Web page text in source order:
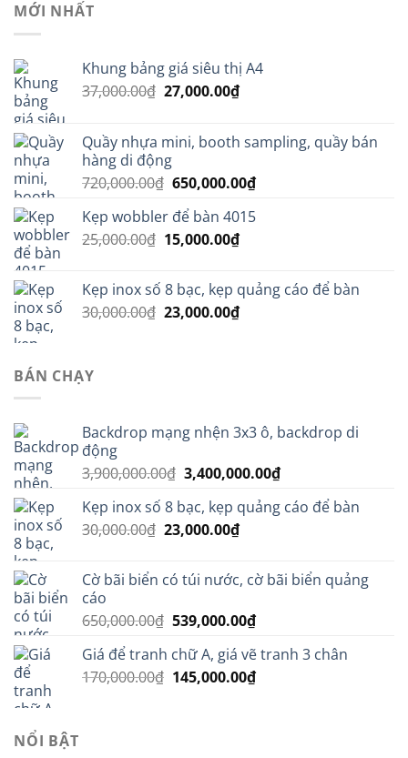
MỚI NHẤT
Khung bảng giá siêu thị A4
37,000.00₫ Giá
37,000.00₫.
27,000.00₫Giá
là:
Quầy nhựa mini, booth sampling, quầy bán
hàng di động
720,000.00₫ Giá
là:
720,000.00₫.
650,000.00₫Giá
tại
Kẹp wobbler để bàn 4015
25,000.00₫ Giá
25,000.00₫.
15,000.00₫Giá
là:
15,000.00₫.
Kẹp inox số 8 bạc, kẹp quảng cáo để bàn
30,000.00₫ Giá
23,000.00₫Giá
BÁN CHẠY
Backdrop mạng nhện 3x3 ô, backdrop di
động
3,900,000.00₫ Giá
là:
3,900,000.00₫.
3,400,000.00₫Giá
tại
Kẹp inox số 8 bạc, kẹp quảng cáo để bàn
30,000.00₫ Giá
30,000.00₫.
23,000.00₫Giá
là:
Cờ bãi biển có túi nước, cờ bãi biển quảng
cáo
650,000.00₫ Giá
là:
650,000.00₫.
539,000.00₫Giá
tại
là:
Giá để tranh chữ A, giá vẽ tranh 3 chân
170,000.00₫ Giá
145,000.00₫Giá
NỔI BẬT